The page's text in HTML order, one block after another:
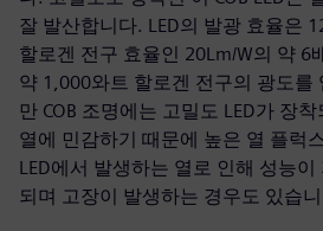
잘 발산합니다. LED의 발광 효율은
할로겐 전구 효율인 20Lm/W의 약 6
약 1,000와트 할로겐 전구의 광도를
만 COB 조명에는 고밀도 LED가 장
열에 민감하기 때문에 높은 열 플럭
LED에서 발생하는 열로 인해 성능
되며 고장이 발생하는 경우도 있습